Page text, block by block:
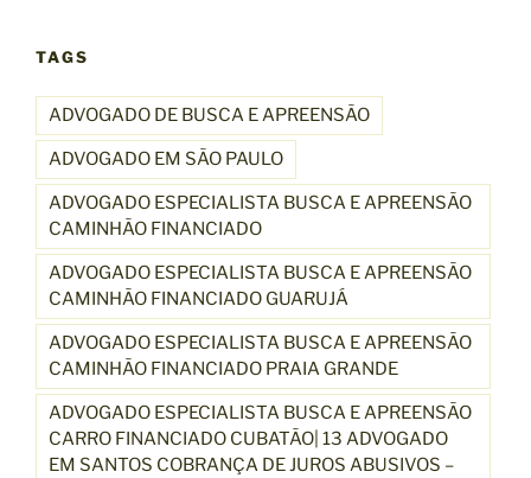
TAGS
ADVOGADO DE BUSCA E APREENSÃO
ADVOGADO EM SÃO PAULO
ADVOGADO ESPECIALISTA BUSCA E APREENSÃO
CAMINHÃO FINANCIADO
ADVOGADO ESPECIALISTA BUSCA E APREENSÃO
CAMINHÃO FINANCIADO GUARUJÁ
ADVOGADO ESPECIALISTA BUSCA E APREENSÃO
CAMINHÃO FINANCIADO PRAIA GRANDE
ADVOGADO ESPECIALISTA BUSCA E APREENSÃO
CARRO FINANCIADO CUBATÃO| 13 ADVOGADO
EM SANTOS COBRANÇA DE JUROS ABUSIVOS –